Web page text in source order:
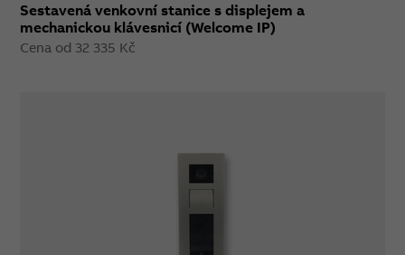
Sestavená venkovní stanice s displejem a
mechanickou klávesnicí (Welcome IP)
Cena od 32 335 Kč